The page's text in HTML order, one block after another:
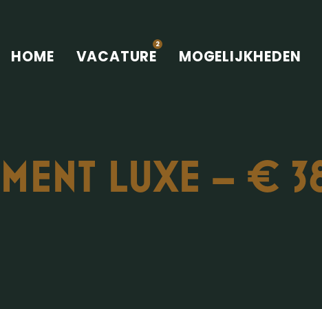
HOME VACATURE
2
MOGELIJKHEDEN
LUXE – €